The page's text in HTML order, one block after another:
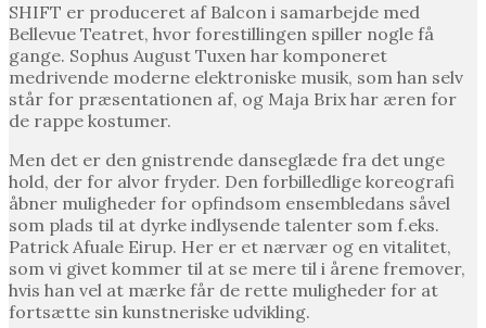
SHIFT er produceret af Balcon i samarbejde med
Bellevue Teatret, hvor forestillingen spiller nogle få
gange. Sophus August Tuxen har komponeret
medrivende moderne elektroniske musik, som han selv
står for præsentationen af, og Maja Brix har æren for
de rappe kostumer.
Men det er den gnistrende danseglæde fra det unge
hold, der for alvor fryder. Den forbilledlige koreografi
åbner muligheder for opfindsom ensembledans såvel
som plads til at dyrke indlysende talenter som f.eks.
Patrick Afuale Eirup. Her er et nærvær og en vitalitet,
som vi givet kommer til at se mere til i årene fremover,
hvis han vel at mærke får de rette muligheder for at
fortsætte sin kunstneriske udvikling.